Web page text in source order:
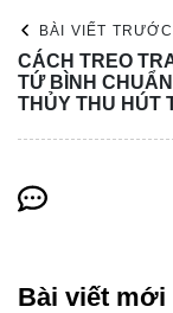
BÀI VIẾT TRƯỚC
CÁCH TREO
TỨ BÌNH
THỦY THU HÚT
Bài viết mới